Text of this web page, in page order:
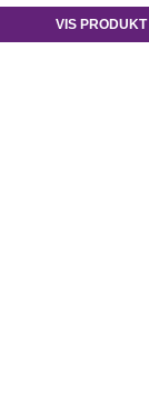
VIS PRODUKT